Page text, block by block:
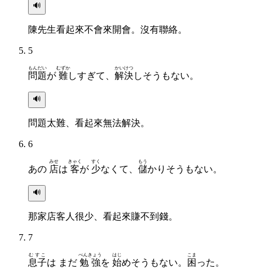
🔊
陳先生看起來不會來開會。沒有聯絡。
5
問題
もんだい
が 難
むずか
しすぎて、 解決
かいけつ
しそうもない。
🔊
問題太難、看起來無法解決。
6
あの 店
みせ
は 客
きゃく
が 少
すく
なくて、 儲
もう
かりそうもない。
🔊
那家店客人很少、看起來賺不到錢。
7
息子
むすこ
は まだ 勉強
べんきょう
を 始
はじ
めそうもない。 困
こま
った。